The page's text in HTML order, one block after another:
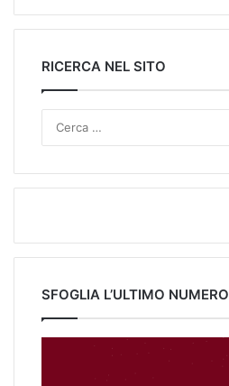
RICERCA NEL SITO
SFOGLIA L’ULTIMO NUMERO